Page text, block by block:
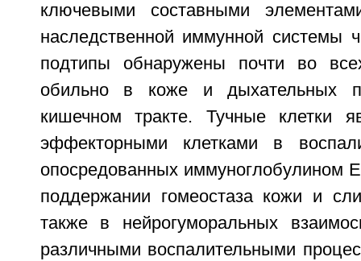
ключевыми составными
наследственной иммунной системы
подтипы обнаружены почти во
обильно в коже и дыхательных
кишечном тракте. Тучные клетки
эффекторными клетками в
опосредованных иммуноглобулином
поддержании гомеостаза кожи и
также в нейрогуморальных
различными воспалительными